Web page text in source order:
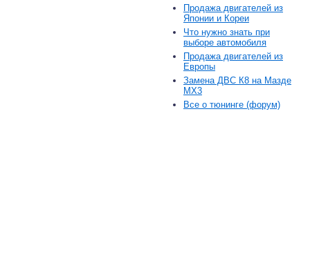
Продажа двигателей из
Японии и Кореи
Что нужно знать при
выборе автомобиля
Продажа двигателей из
Европы
Замена ДВС К8 на Мазде
MX3
Все о тюнинге (форум)